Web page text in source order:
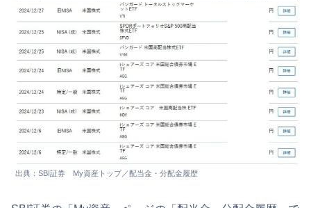
出典：SBI証券 My資産トップ／配当金・分配金履歴